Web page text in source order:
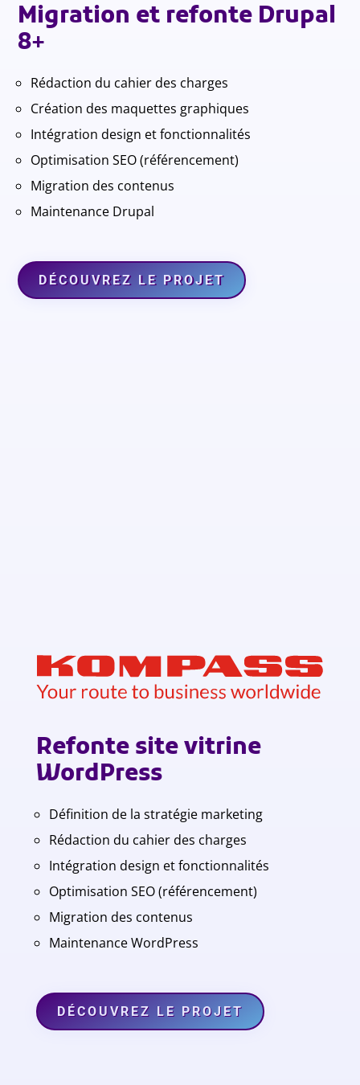
Migration et refonte Drupal
8+
Rédaction du cahier des charges
Création des maquettes graphiques
Intégration design et fonctionnalités
Optimisation SEO (référencement)
Migration des contenus
Maintenance Drupal
DÉCOUVREZ LE PROJET
Refonte site vitrine
WordPress
Définition de la stratégie marketing
Rédaction du cahier des charges
Intégration design et fonctionnalités
Optimisation SEO (référencement)
Migration des contenus
Maintenance WordPress
DÉCOUVREZ LE PROJET